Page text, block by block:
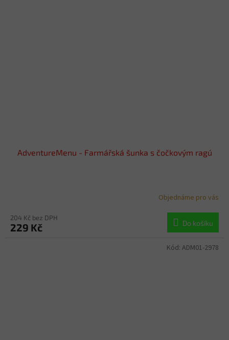
AdventureMenu - Farmářská šunka s čočkovým ragú
Objednáme pro vás
204 Kč bez DPH
229 Kč Do košíku
Kód: ADM01-2978